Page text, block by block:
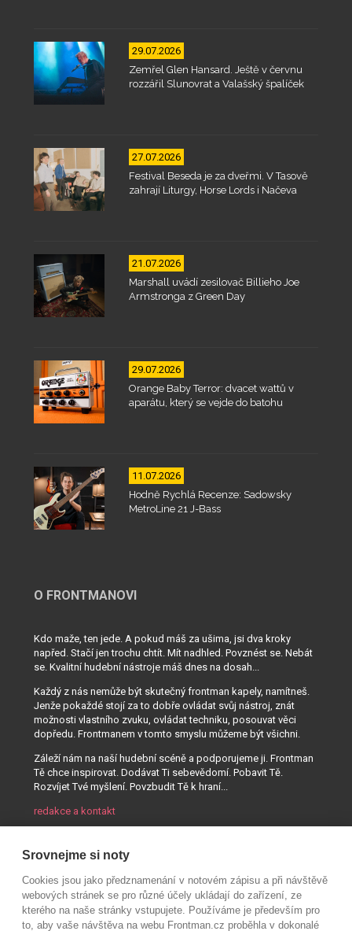
29.07.2026
Zemřel Glen Hansard. Ještě v červnu
rozzářil Slunovrat a Valašský špalíček
27.07.2026
Festival Beseda je za dveřmi. V Tasově
zahrají Liturgy, Horse Lords i Načeva
21.07.2026
Marshall uvádí zesilovač Billieho Joe
Armstronga z Green Day
29.07.2026
Orange Baby Terror: dvacet wattů v
aparátu, který se vejde do batohu
11.07.2026
Hodně Rychlá Recenze: Sadowsky
MetroLine 21 J-Bass
O FRONTMANOVI
Kdo maže, ten jede. A pokud máš za ušima, jsi dva kroky
napřed. Stačí jen trochu chtít. Mít nadhled. Povznést se. Nebát
se. Kvalitní hudební nástroje máš dnes na dosah...
Každý z nás nemůže být skutečný frontman kapely, namítneš.
Jenže pokaždé stojí za to dobře ovládat svůj nástroj, znát
možnosti vlastního zvuku, ovládat techniku, posouvat věci
dopředu. Frontmanem v tomto smyslu můžeme být všichni.
Záleží nám na naší hudební scéně a podporujeme ji. Frontman
Tě chce inspirovat. Dodávat Ti sebevědomí. Pobavit Tě.
Rozvíjet Tvé myšlení. Povzbudit Tě k hraní...
redakce a kontakt
Srovnejme si noty
Cookies jsou jako předznamenání v notovém zápisu a při návštěvě
webových stránek se pro různé účely ukládají do zařízení, ze
kterého na naše stránky vstupujete. Používáme je především pro
to, aby vaše návštěva na webu Frontman.cz proběhla v dokonalé